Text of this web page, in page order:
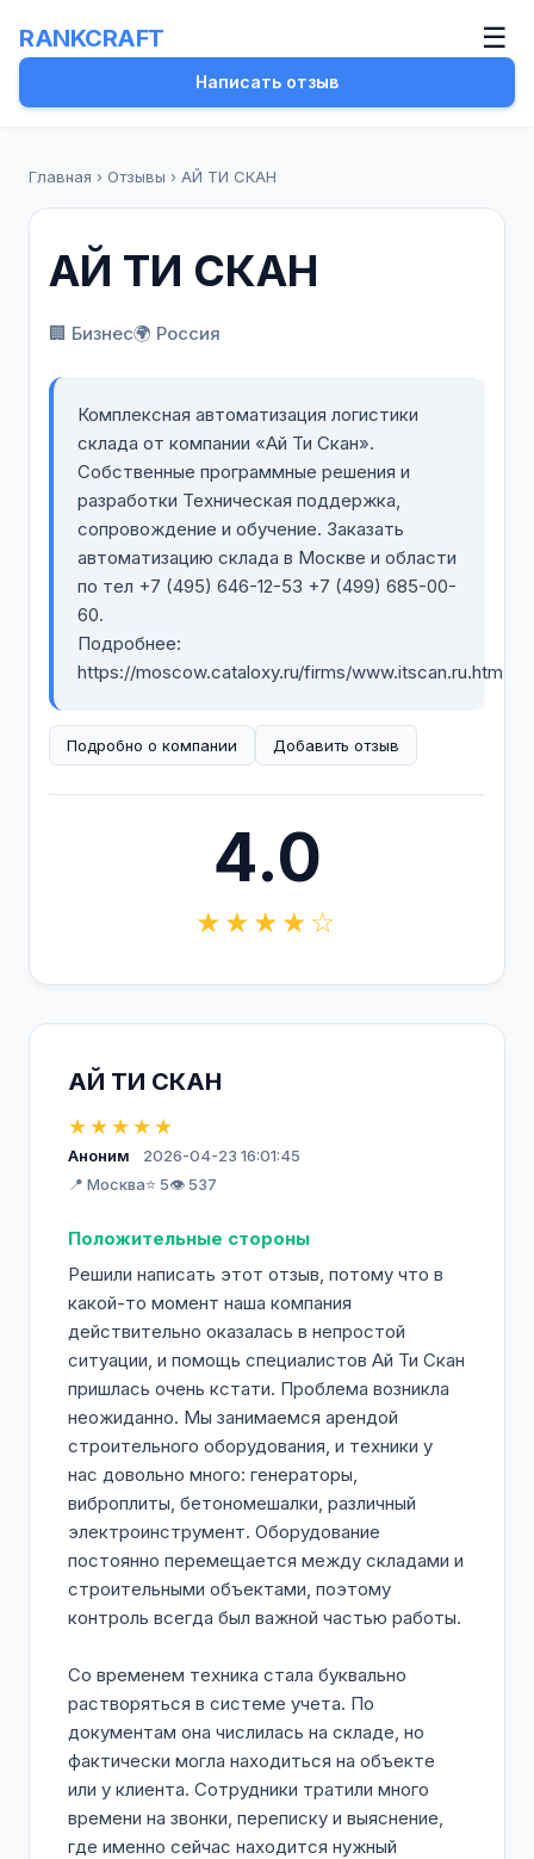
RANKCRAFT ☰
Написать отзыв
Главная › Отзывы › АЙ ТИ СКАН
АЙ ТИ СКАН
🏢 Бизнес🌍 Россия
Комплексная автоматизация логистики
склада от компании «Ай Ти Скан».
Собственные программные решения и
разработки Техническая поддержка,
сопровождение и обучение. Заказать
автоматизацию склада в Москве и области
по тел +7 (495) 646-12-53 +7 (499) 685-00-
60.
Подробнее:
https://moscow.cataloxy.ru/firms/www.itscan.ru.htm
Подробно о компании Добавить отзыв
4.0
★★★★☆
АЙ ТИ СКАН
★★★★★
Аноним
2026-04-23 16:01:45
📍 Москва⭐ 5👁️ 537
Положительные стороны
Решили написать этот отзыв, потому что в
какой-то момент наша компания
действительно оказалась в непростой
ситуации, и помощь специалистов Ай Ти Скан
пришлась очень кстати. Проблема возникла
неожиданно. Мы занимаемся арендой
строительного оборудования, и техники у
нас довольно много: генераторы,
виброплиты, бетономешалки, различный
электроинструмент. Оборудование
постоянно перемещается между складами и
строительными объектами, поэтому
контроль всегда был важной частью работы.
Со временем техника стала буквально
растворяться в системе учета. По
документам она числилась на складе, но
фактически могла находиться на объекте
или у клиента. Сотрудники тратили много
времени на звонки, переписку и выяснение,
где именно сейчас находится нужный